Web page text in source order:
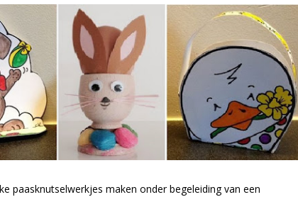
paasknutselwerkjes maken onder begeleiding van een